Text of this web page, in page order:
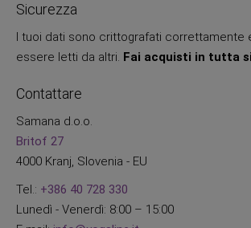
Sicurezza
I tuoi dati sono crittografati correttamente
essere letti da altri. Fai acquisti in tutta
Contattare
Samana d.o.o.
Britof 27
4000 Kranj, Slovenia - EU
Tel.: +386 40 728 330
Lunedì - Venerdì: 8:00 – 15:00